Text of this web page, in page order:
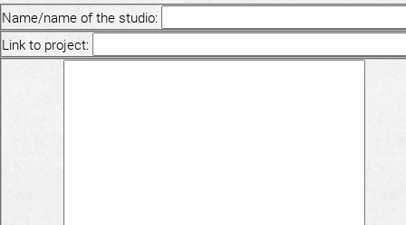
Name/name of the studio:
Link to project: